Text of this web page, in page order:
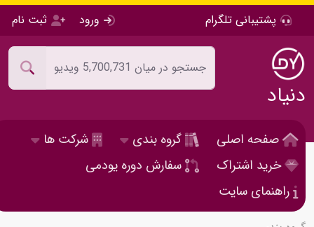
پشتیبانی تلگرام ورود ثبت نام
دنیاد
صفحه اصلی گروه بندی
شرکت ها
خرید اشتراک
سفارش دوره یودمی
راهنمای سایت